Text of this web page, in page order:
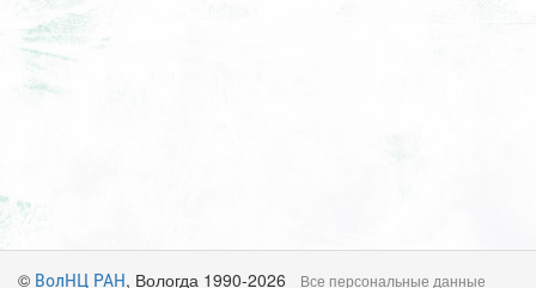
© ВолНЦ РАН, Вологда 1990-2026 Все персональные данные